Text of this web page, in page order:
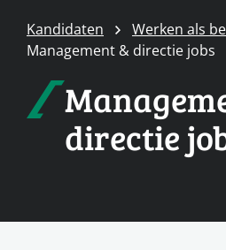
Kandidaten
Werken als
Management & directie jobs
directie